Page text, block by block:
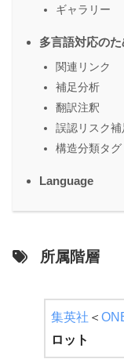
ギャラリー
多言語対応の
関連リンク
補足分析
翻訳注釈
誤認リスク補
構造分類タグ
Language
所属階層
集英社 ＜
ロット